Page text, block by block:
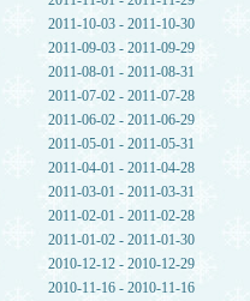
2011-10-03 - 2011-10-30
2011-09-03 - 2011-09-29
2011-08-01 - 2011-08-31
2011-07-02 - 2011-07-28
2011-06-02 - 2011-06-29
2011-05-01 - 2011-05-31
2011-04-01 - 2011-04-28
2011-03-01 - 2011-03-31
2011-02-01 - 2011-02-28
2011-01-02 - 2011-01-30
2010-12-12 - 2010-12-29
2010-11-16 - 2010-11-16